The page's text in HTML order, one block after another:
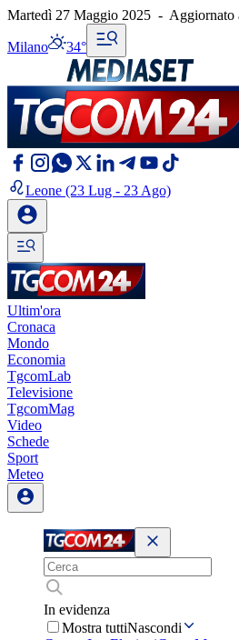
Martedì 27 Maggio 2025 - Aggiornato
Milano 34°
Leone (23 Lug - 23 Ago)
Ultim'ora
Cronaca
Mondo
Economia
TgcomLab
Televisione
TgcomMag
Video
Schede
Sport
Meteo
In evidenza
Mostra tuttiNascondi